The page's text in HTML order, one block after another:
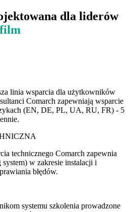
dla liderów
linia wsparcia dla użytkowników
Comarch zapewniają wsparcie
(EN, DE, PL, UA, RU, FR) - 5
technicznego Comarch zapewnia
w zakresie instalacji i
błędów.
systemu szkolenia prowadzone